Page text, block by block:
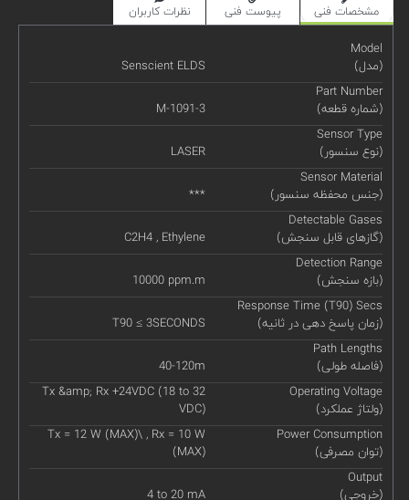
مشخصات فنی پیوست فنی نظرات کاربران
Model
(مدل)
Senscient ELDS
Part Number
(شماره قطعه)
M-1091-3
Sensor Type
(نوع سنسور)
LASER
Sensor Material
(جنس محفظه سنسور)
***
Detectable Gases
(گازهای قابل سنجش)
C2H4 , Ethylene
Detection Range
(بازه سنجش)
10000 ppm.m
Response Time (T90) Secs
(زمان پاسخ دهی در ثانیه)
T90 ≤ 3SECONDS
Path Lengths
(فاصله طولی)
40-120m
Operating Voltage
(ولتاژ عملکرد)
Tx &amp; Rx +24VDC (18 to 32
VDC)
Power Consumption
(توان مصرفی)
Tx = 12 W (MAX)\ , Rx = 10 W
(MAX)
Output
(خروجی)
4 to 20 mA